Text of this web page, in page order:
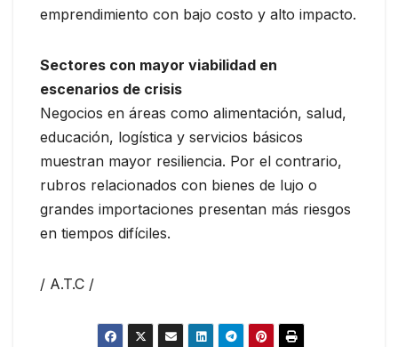
emprendimiento con bajo costo y alto impacto.
Sectores con mayor viabilidad en
escenarios de crisis
Negocios en áreas como alimentación, salud,
educación, logística y servicios básicos
muestran mayor resiliencia. Por el contrario,
rubros relacionados con bienes de lujo o
grandes importaciones presentan más riesgos
en tiempos difíciles.
/ A.T.C /